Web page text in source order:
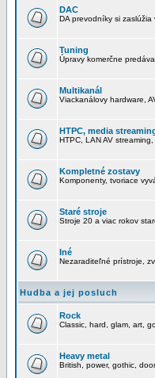
DAC
DA prevodníky si zaslúžia
Tuning
Úpravy komerčne
Multikanál
Viackanálovy hardware,
HTPC, media
HTPC, LAN AV
Kompletné zostavy
Komponenty, tvoriace
Staré stroje
Stroje 20 a viac rokov
Iné
Nezaraditeľné prístroje,
Hudba a jej posluch
Rock
Classic, hard, glam, art,
Heavy metal
British, power, gothic,